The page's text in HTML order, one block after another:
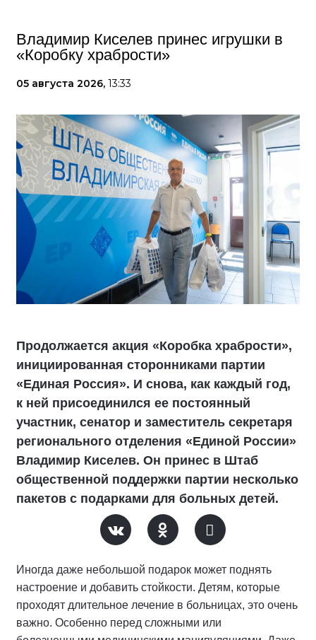
Владимир Киселев принес игрушки в
«Коробку храбрости»
05 августа 2026, 13:33
Продолжается акция «Коробка храбрости»,
инициированная сторонниками партии
«Единая Россия». И снова, как каждый год,
к ней присоединился ее постоянный
участник, сенатор и заместитель секретаря
регионального отделения «Единой России»
Владимир Киселев. Он принес в Штаб
общественной поддержки партии несколько
пакетов с подарками для больных детей.
Иногда даже небольшой подарок может поднять
настроение и добавить стойкости. Детям, которые
проходят длительное лечение в больницах, это очень
важно. Особенно перед сложными или